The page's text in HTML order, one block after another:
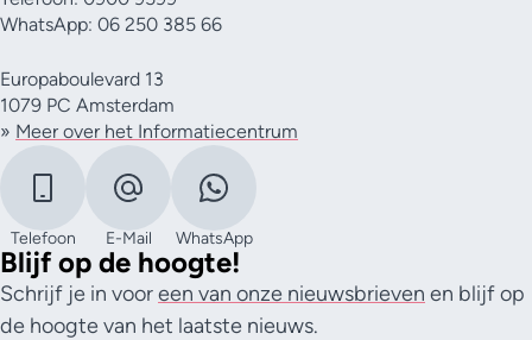
WhatsApp: 06 250 385 66
Europaboulevard 13
1079 PC Amsterdam
» Meer over het Informatiecentrum
Telefoon E-Mail WhatsApp
Blijf op de hoogte!
Schrijf je in vooreen van onze nieuwsbrieven en blijf op
de hoogte van het laatste nieuws.